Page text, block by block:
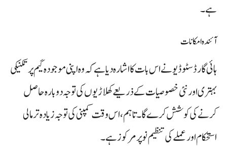
ہے۔
آئندہ امکانات
ہائی گارڈ سٹوڈیو نے اس بات کا اشارہ دیا ہے کہ وہ اپنی موجودہ گیم پر تکنیکی
بہتری اور نئی خصوصیات کے ذریعے کھلاڑیوں کی توجہ دوبارہ حاصل
کرنے کی کوشش کرے گا۔ تاہم، اس وقت کمپنی کی توجہ زیادہ تر مالی
استحکام اور عملے کی تنظیم نو پر مرکوز ہے۔